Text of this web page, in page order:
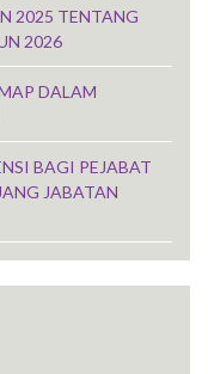
2025 TENTANG
2026
DALAM
BAGI PEJABAT
JABATAN